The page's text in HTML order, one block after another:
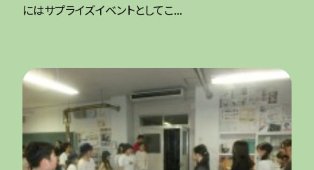
にはサプライズイベントとしてこ...